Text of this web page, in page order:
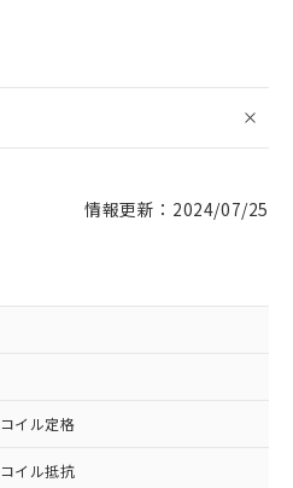
情報更新：2024/07/25
コイル定格
コイル抵抗